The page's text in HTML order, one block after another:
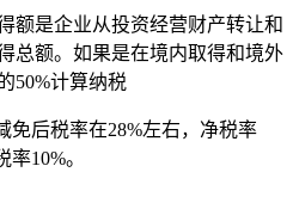
额是企业从投资经营财产转让和
总额。如果是在境内取得和境外
50%计算纳税
免后税率在28%左右，净税率
10%。